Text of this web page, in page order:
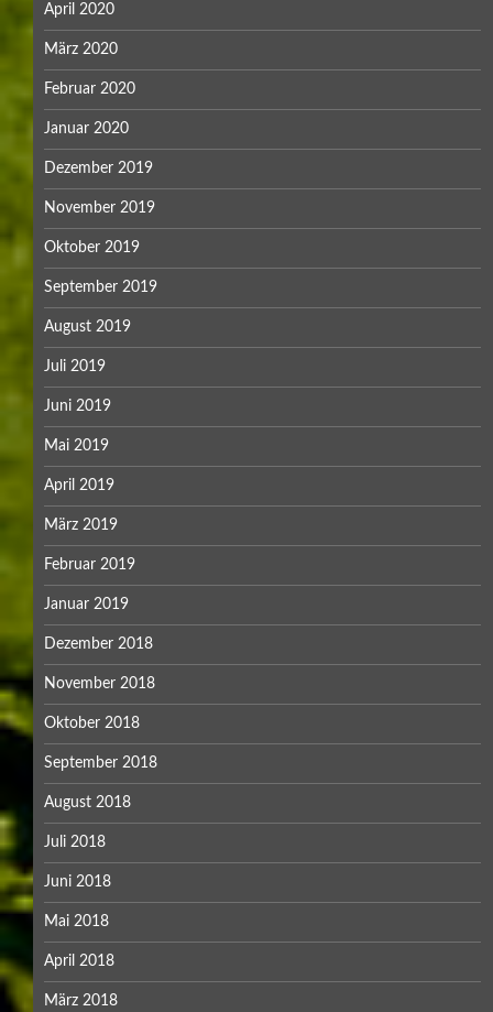
April 2020
März 2020
Februar 2020
Januar 2020
Dezember 2019
November 2019
Oktober 2019
September 2019
August 2019
Juli 2019
Juni 2019
Mai 2019
April 2019
März 2019
Februar 2019
Januar 2019
Dezember 2018
November 2018
Oktober 2018
September 2018
August 2018
Juli 2018
Juni 2018
Mai 2018
April 2018
März 2018